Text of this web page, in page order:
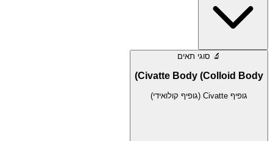
🔬 סוגי תאים
Civatte Body (Colloid Body)
גופיף Civatte (גופיף קולואידי)